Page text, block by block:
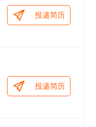
投递简历
投递简历